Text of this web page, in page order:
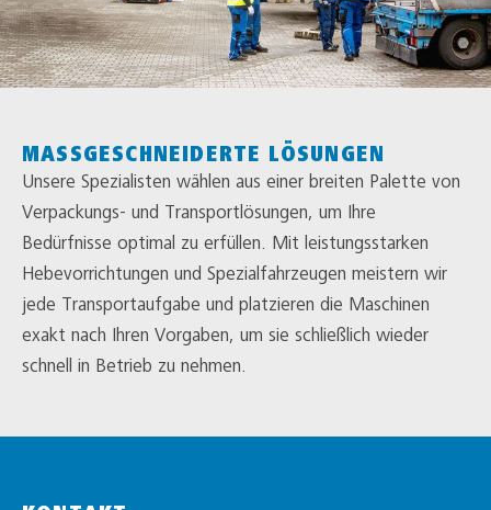
MASSGESCHNEIDERTE LÖSUNGEN
Unsere Spezialisten wählen aus einer breiten Palette von
Verpackungs- und Transportlösungen, um Ihre
Bedürfnisse optimal zu erfüllen. Mit leistungsstarken
Hebevorrichtungen und Spezialfahrzeugen meistern wir
jede Transportaufgabe und platzieren die Maschinen
exakt nach Ihren Vorgaben, um sie schließlich wieder
schnell in Betrieb zu nehmen.